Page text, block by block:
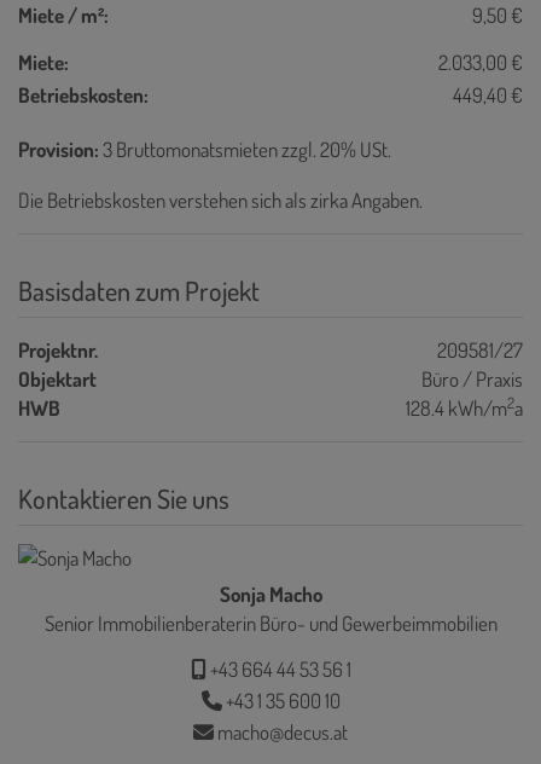
Miete / m²:
9,50 €
Miete:
2.033,00 €
Betriebskosten:
449,40 €
Provision:3 Bruttomonatsmieten zzgl. 20% USt.
Die Betriebskosten verstehen sich als zirka Angaben.
Basisdaten zum Projekt
Projektnr.
209581/27
Objektart
Büro / Praxis
HWB
128.4 kWh/m2a
Kontaktieren Sie uns
Sonja Macho
Senior Immobilienberaterin Büro- und Gewerbeimmobilien
+43 664 44 53 56 1
+43 1 35 600 10
macho@decus.at